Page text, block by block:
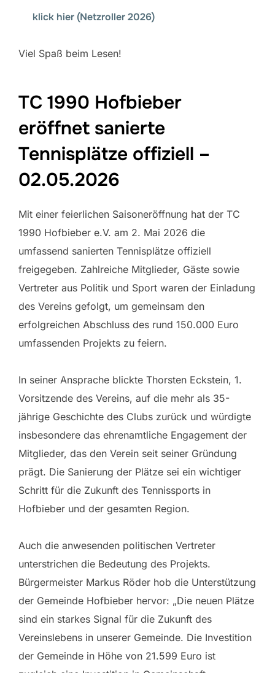
klick hier (Netzroller 2026)
Viel Spaß beim Lesen!
TC 1990 Hofbieber
eröffnet sanierte
Tennisplätze offiziell –
02.05.2026
Mit einer feierlichen Saisoneröffnung hat der TC
1990 Hofbieber e.V. am 2. Mai 2026 die
umfassend sanierten Tennisplätze offiziell
freigegeben. Zahlreiche Mitglieder, Gäste sowie
Vertreter aus Politik und Sport waren der Einladung
des Vereins gefolgt, um gemeinsam den
erfolgreichen Abschluss des rund 150.000 Euro
umfassenden Projekts zu feiern.
In seiner Ansprache blickte Thorsten Eckstein, 1.
Vorsitzende des Vereins, auf die mehr als 35-
jährige Geschichte des Clubs zurück und würdigte
insbesondere das ehrenamtliche Engagement der
Mitglieder, das den Verein seit seiner Gründung
prägt. Die Sanierung der Plätze sei ein wichtiger
Schritt für die Zukunft des Tennissports in
Hofbieber und der gesamten Region.
Auch die anwesenden politischen Vertreter
unterstrichen die Bedeutung des Projekts.
Bürgermeister Markus Röder hob die Unterstützung
der Gemeinde Hofbieber hervor: „Die neuen Plätze
sind ein starkes Signal für die Zukunft des
Vereinslebens in unserer Gemeinde. Die Investition
der Gemeinde in Höhe von 21.599 Euro ist